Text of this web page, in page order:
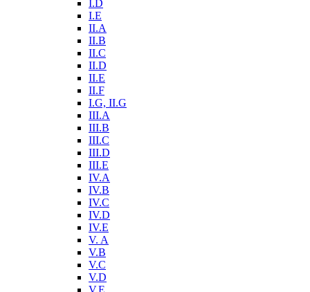
I.D
I.E
II.A
II.B
II.C
II.D
II.E
II.F
I.G, II.G
III.A
III.B
III.C
III.D
III.E
IV.A
IV.B
IV.C
IV.D
IV.E
V. A
V.B
V.C
V.D
V.E